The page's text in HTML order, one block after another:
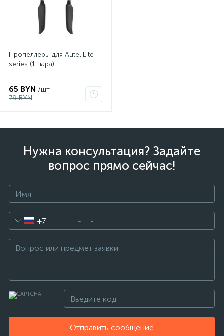
Пропеллеры для Autel Lite
series (1 пара)
65 BYN /шт
79 BYN
Нужна консультация? Задайте
вопрос прямо сейчас!
+7
Отправить сообщение